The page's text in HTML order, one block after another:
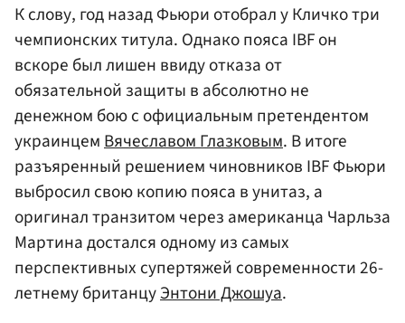
К слову, год назад Фьюри отобрал у Кличко три
чемпионских титула. Однако пояса IBF он
вскоре был лишен ввиду отказа от
обязательной защиты в абсолютно не
денежном бою с официальным претендентом
украинцемВячеславом Глазковым. В итоге
разъяренный решением чиновников IBF Фьюри
выбросил свою копию пояса в унитаз, а
оригинал транзитом через американца Чарльза
Мартина достался одному из самых
перспективных супертяжей современности 26-
летнему британцуЭнтони Джошуа.